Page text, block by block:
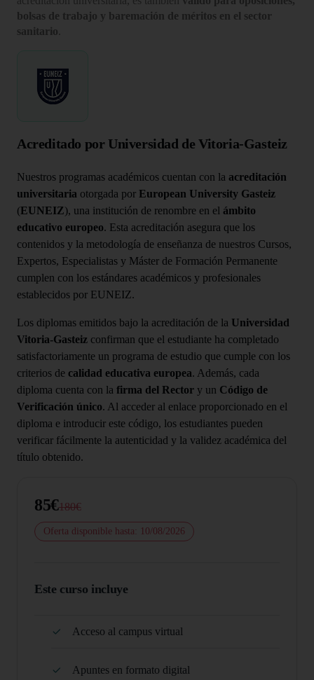
bolsas de trabajo y baremación de méritos en el sector
sanitario
Acreditado por Universidad de Vitoria-Gasteiz
Nuestros programas académicos cuentan con la acreditación
universitaria otorgada por European University Gasteiz
(EUNEIZ), una institución de renombre en el ámbito
educativo europeo. Esta acreditación asegura que los
contenidos y la metodología de enseñanza de nuestros Cursos,
Expertos, Especialistas y Máster de Formación Permanente
cumplen con los estándares académicos y profesionales
establecidos por EUNEIZ.
Los diplomas emitidos bajo la acreditación de la Universidad
Vitoria-Gasteiz confirman que el estudiante ha completado
satisfactoriamente un programa de estudio que cumple con los
criterios de calidad educativa europea. Además, cada
diploma cuenta con la firma del Rector y un Código de
Verificación único. Al acceder al enlace proporcionado en el
diploma e introducir este código, los estudiantes pueden
verificar fácilmente la autenticidad y la validez académica del
título obtenido.
85€180€
Oferta disponible hasta: 10/08/2026
Este curso incluye
Acceso al campus virtual
Apuntes en formato digital